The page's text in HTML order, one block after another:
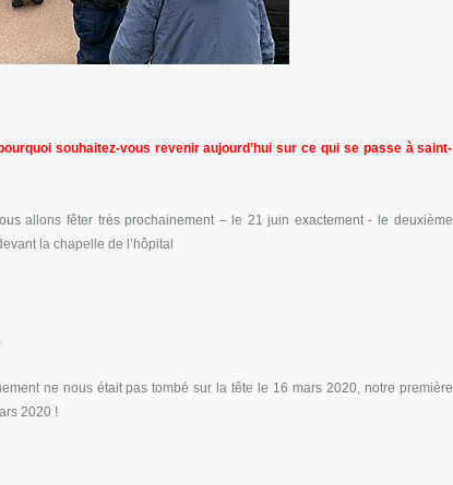
souhaitez-vous revenir aujourd’hui sur ce qui se passe à saint-
allons fêter très prochainement – le 21 juin exactement - le deuxième
la chapelle de l’hôpital
ne nous était pas tombé sur la tête le 16 mars 2020, notre première
2020 !